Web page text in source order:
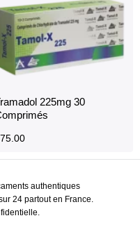
225mg 30
75.00
authentiques
24 partout en France.